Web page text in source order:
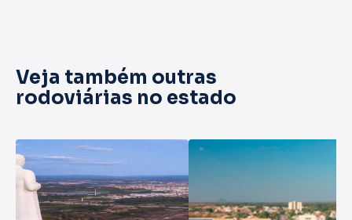
Veja também outras
rodoviárias no estado